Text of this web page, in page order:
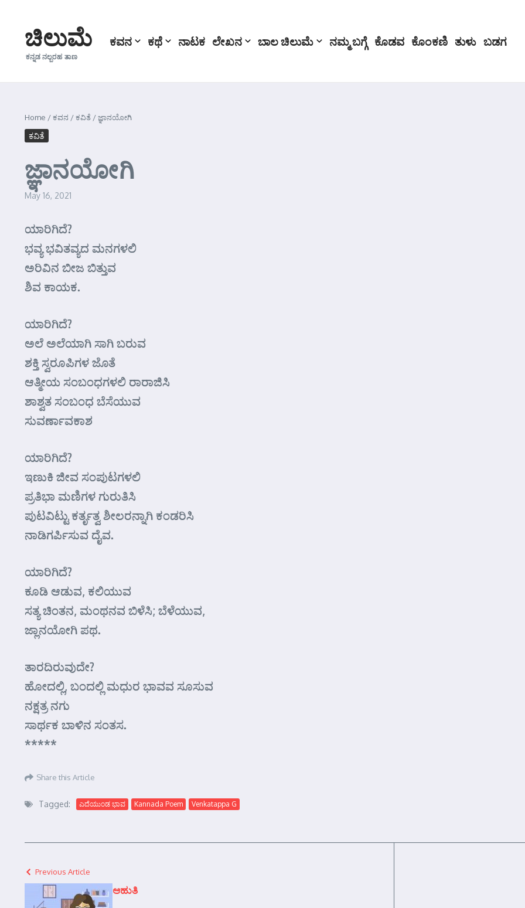
ಚಿಲುಮೆ
ಕನ್ನಡ ನಲ್ಬರಹ ತಾಣ
ಕವನ ಕಥೆ ನಾಟಕ ಲೇಖನ ಬಾಲ ಚಿಲುಮೆ ನಮ್ಮ ಬಗ್ಗೆ ಕೊಡವ ಕೊಂಕಣಿ ತುಳು ಬಡಗ
Home /ಕವನ /ಕವಿತೆ /ಜ್ಞಾನಯೋಗಿ
ಕವಿತೆ
ಜ್ಞಾನಯೋಗಿ
May 16, 2021
ಯಾರಿಗಿದೆ?
ಭವ್ಯ ಭವಿತವ್ಯದ ಮನಗಳಲಿ
ಅರಿವಿನ ಬೀಜ ಬಿತ್ತುವ
ಶಿವ ಕಾಯಕ.
ಯಾರಿಗಿದೆ?
ಅಲೆ ಅಲೆಯಾಗಿ ಸಾಗಿ ಬರುವ
ಶಕ್ತಿ ಸ್ವರೂಪಿಗಳ ಜೊತೆ
ಆತ್ಮೀಯ ಸಂಬಂಧಗಳಲಿ ರಾರಾಜಿಸಿ
ಶಾಶ್ವತ ಸಂಬಂಧ ಬೆಸೆಯುವ
ಸುವರ್ಣಾವಕಾಶ
ಯಾರಿಗಿದೆ?
ಇಣುಕಿ ಜೀವ ಸಂಪುಟಗಳಲಿ
ಪ್ರತಿಭಾ ಮಣಿಗಳ ಗುರುತಿಸಿ
ಪುಟವಿಟ್ಟು ಕರ್ತೃತ್ವ ಶೀಲರನ್ನಾಗಿ ಕಂಡರಿಸಿ
ನಾಡಿಗರ್ಪಿಸುವ ದೈವ.
ಯಾರಿಗಿದೆ?
ಕೂಡಿ ಆಡುವ, ಕಲಿಯುವ
ಸತ್ಯ ಚಿಂತನ, ಮಂಥನವ ಬಿಳೆಸಿ; ಬೆಳೆಯುವ,
ಜ್ಲಾನಯೋಗಿ ಪಥ.
ತಾರದಿರುವುದೇ?
ಹೋದಲ್ಲಿ, ಬಂದಲ್ಲಿ ಮಧುರ ಭಾವವ ಸೂಸುವ
ನಕ್ಷತ್ರ ನಗು
ಸಾರ್ಥಕ ಬಾಳಿನ ಸಂತಸ.
*****
Share this Article
Tagged: ಎದೆಯುಂಡ ಭಾವ Kannada Poem Venkatappa G
Previous Article
ಆಹುತಿ